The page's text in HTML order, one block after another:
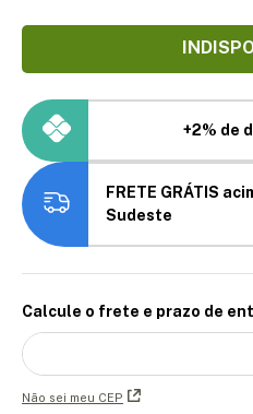
+2% de
FRETE GRÁTIS
Sudeste
Calcule o frete e prazo de
Não sei meu CEP